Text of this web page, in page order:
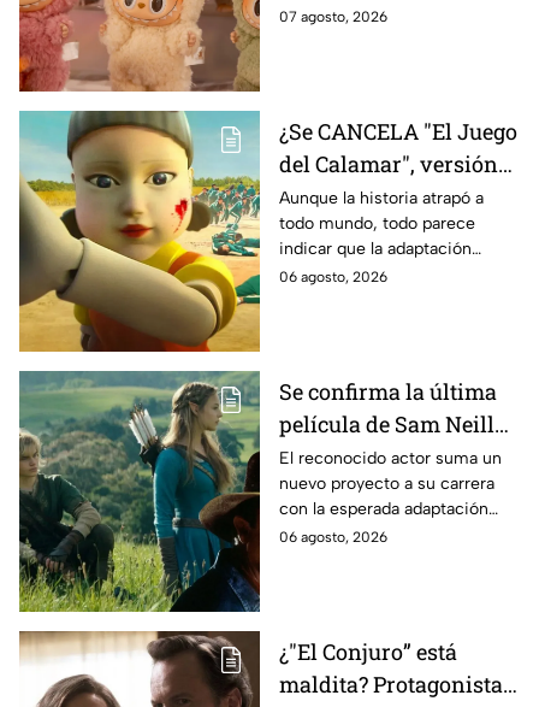
tratará la cinta. Aquí te
07 agosto, 2026
¿Se CANCELA "El Juego
del Calamar", versión
Estados Unidos? Esto
es lo que se sabe al
momento
Aunque la historia atrapó a
todo mundo, todo parece
indicar que la adaptación
podría ser cancelada:
06 agosto, 2026
Se confirma la última
película de Sam Neill
antes de morir: esto es
lo que se sabe hasta
ahora
El reconocido actor suma un
nuevo proyecto a su carrera
con la esperada adaptación
cinematográfica del popular
06 agosto, 2026
¿"El Conjuro” está
maldita? Protagonista